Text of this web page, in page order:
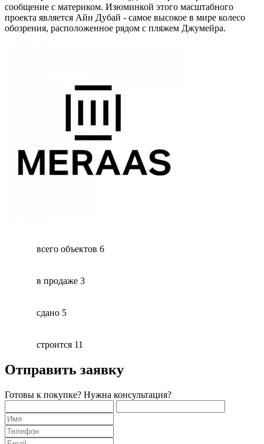
сообщение с материком. Изюминкой этого масштабного
проекта является Айн Дубай - самое высокое в мире колесо
обозрения, расположенное рядом с пляжем Джумейра.
всего объектов 6
в продаже 3
сдано 5
строится 11
Отправить заявку
Готовы к покупке? Нужна консультация?